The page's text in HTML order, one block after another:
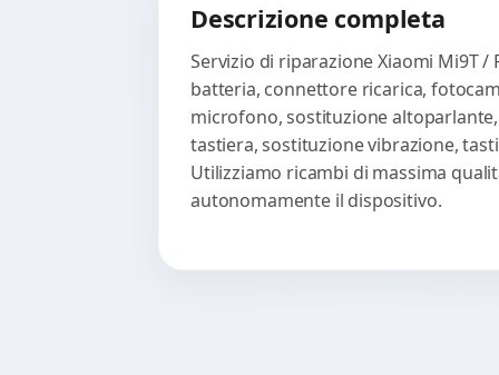
Descrizione completa
Servizio di riparazione Xiaomi Mi9T
batteria, connettore ricarica,
microfono, sostituzione
tastiera, sostituzione vibrazione,
Utilizziamo ricambi di massima
autonomamente il dispositivo.